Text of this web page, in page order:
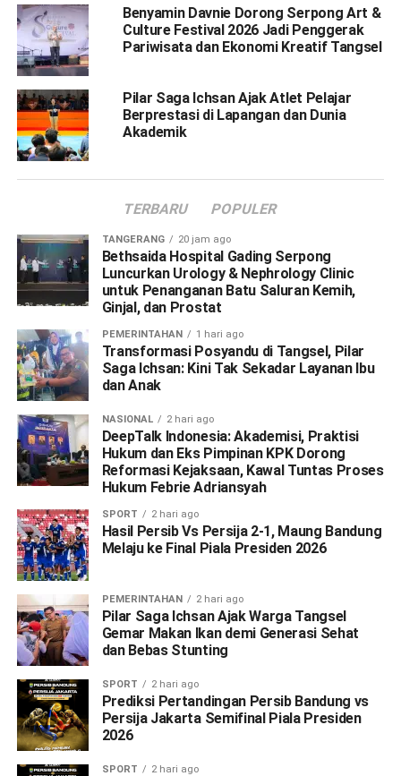
Benyamin Davnie Dorong Serpong Art &
Culture Festival 2026 Jadi Penggerak
Pariwisata dan Ekonomi Kreatif Tangsel
Pilar Saga Ichsan Ajak Atlet Pelajar
Berprestasi di Lapangan dan Dunia
Akademik
TERBARU POPULER
TANGERANG 20 jam ago
Bethsaida Hospital Gading Serpong
Luncurkan Urology & Nephrology Clinic
untuk Penanganan Batu Saluran Kemih,
Ginjal, dan Prostat
PEMERINTAHAN 1 hari ago
Transformasi Posyandu di Tangsel, Pilar
Saga Ichsan: Kini Tak Sekadar Layanan Ibu
dan Anak
NASIONAL 2 hari ago
DeepTalk Indonesia: Akademisi, Praktisi
Hukum dan Eks Pimpinan KPK Dorong
Reformasi Kejaksaan, Kawal Tuntas Proses
Hukum Febrie Adriansyah
SPORT 2 hari ago
Hasil Persib Vs Persija 2-1, Maung Bandung
Melaju ke Final Piala Presiden 2026
PEMERINTAHAN 2 hari ago
Pilar Saga Ichsan Ajak Warga Tangsel
Gemar Makan Ikan demi Generasi Sehat
dan Bebas Stunting
SPORT 2 hari ago
Prediksi Pertandingan Persib Bandung vs
Persija Jakarta Semifinal Piala Presiden
2026
SPORT 2 hari ago